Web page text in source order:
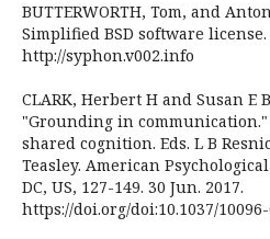
BUTTERWORTH, Tom, and
Simplified BSD software license.
http://syphon.v002.info
CLARK, Herbert H and Susan E
"Grounding in
shared cognition. Eds. L B
Teasley. American
DC, US, 127-149. 30 Jun. 2017.
https://doi.org/doi:10.1037/